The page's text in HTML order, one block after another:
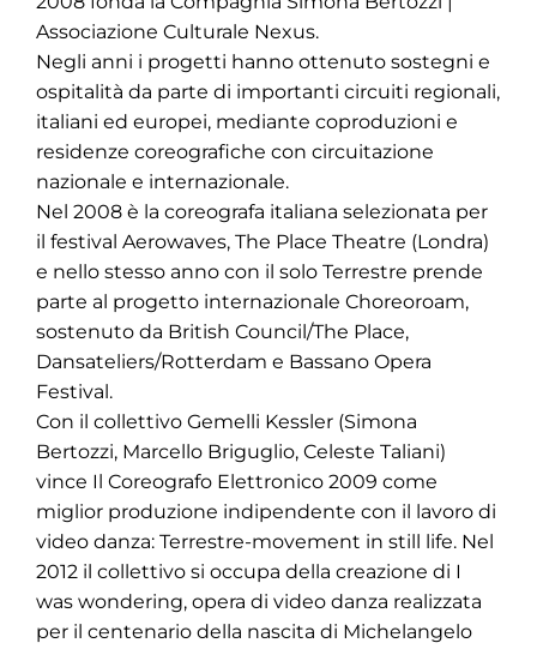
Associazione Culturale Nexus.
Negli anni i progetti hanno ottenuto sostegni e
ospitalità da parte di importanti circuiti regionali,
italiani ed europei, mediante coproduzioni e
residenze coreografiche con circuitazione
nazionale e internazionale.
Nel 2008 è la coreografa italiana selezionata per
il festival Aerowaves, The Place Theatre (Londra)
e nello stesso anno con il solo Terrestre prende
parte al progetto internazionale Choreoroam,
sostenuto da British Council/The Place,
Dansateliers/Rotterdam e Bassano Opera
Festival.
Con il collettivo Gemelli Kessler (Simona
Bertozzi, Marcello Briguglio, Celeste Taliani)
vince Il Coreografo Elettronico 2009 come
miglior produzione indipendente con il lavoro di
video danza: Terrestre-movement in still life. Nel
2012 il collettivo si occupa della creazione di I
was wondering, opera di video danza realizzata
per il centenario della nascita di Michelangelo